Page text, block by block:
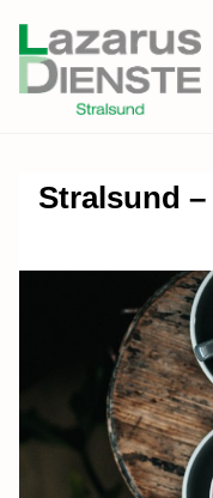
Stralsund